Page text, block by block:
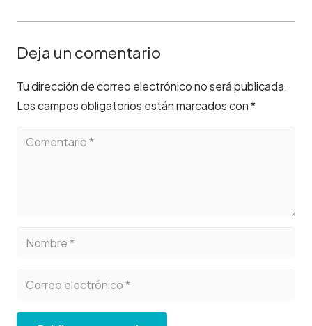
Deja un comentario
Tu dirección de correo electrónico no será publicada.
Los campos obligatorios están marcados con*